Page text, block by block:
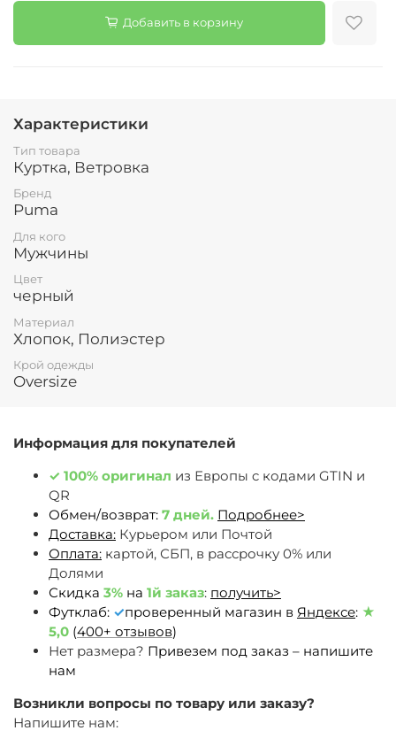
Добавить в корзину
Информация для покупателей
✓ 100% оригинал из Европы c кодами GTIN и
QR
Обмен/возврат: 7 дней. Подробнее>
Доставка: Курьером или Почтой
Оплата: картой, СБП, в рассрочку 0% или
Долями
Скидка 3% на 1й заказ: получить>
Футклаб: ✓проверенный магазин в Яндексе: ★
5,0 (400+ отзывов)
Нет размера? Привезем под заказ – напишите
нам
Возникли вопросы по товару или заказу?
Напишите нам:
Характеристики
Тип товара
Куртка, Ветровка
Бренд
Puma
Для кого
Мужчины
Цвет
черный
Материал
Хлопок, Полиэстер
Крой одежды
Oversize